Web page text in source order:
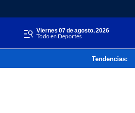
viernes 07 de agosto, 2026
Todo en Deportes
Tendencias: